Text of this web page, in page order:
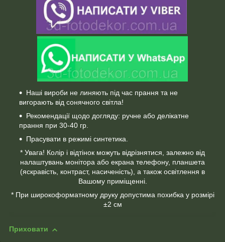
Наші вироби не линяють під час прання та не
вигорають від сонячного світла!
Рекомендації щодо догляду: ручне або делікатне
прання при 30-40 гр.
Прасувати в режимі синтетика.
* Увага! Колір і відтінок можуть відрізнятися, залежно від
налаштувань монітора або екрана телефону, планшета
(яскравість, контраст, насиченість), а також освітлення в
Вашому приміщенні.
* При широкоформатному друку допустима похибка у розмірі
±2 см
Приховати